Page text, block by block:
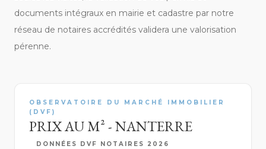
documents intégraux en mairie et cadastre par notre
réseau de notaires accrédités validera une valorisation
pérenne.
OBSERVATOIRE DU MARCHÉ IMMOBILIER
(DVF)
PRIX AU M² - NANTERRE
DONNÉES DVF NOTAIRES 2026